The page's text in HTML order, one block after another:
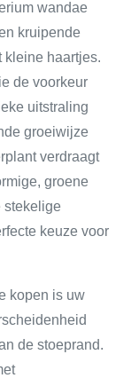
wandae
kruipende
kleine haartjes.
de voorkeur
uitstraling
groeiwijze
verdraagt
groene
stekelige
keuze voor
kopen is uw
de stoeprand.